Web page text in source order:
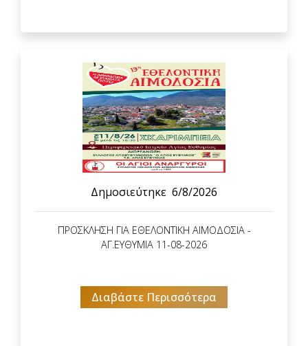
Δημοσιεύτηκε 6/8/2026
ΠΡΟΣΚΛΗΣΗ ΓΙΑ ΕΘΕΛΟΝΤΙΚΗ ΑΙΜΟΔΟΣΙΑ -
ΑΓ.ΕΥΘΥΜΙΑ 11-08-2026
Διαβάστε Περισσότερα